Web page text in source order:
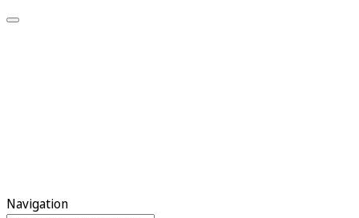
Navigation